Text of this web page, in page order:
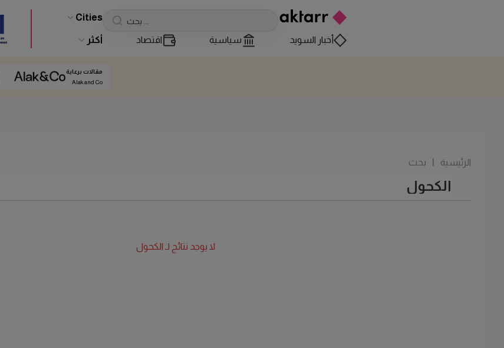
Cities
أخبار السويد سياسية اقتصاد أكثر
مقالات برعاية
Alak and Co
الرئيسية | بحث
لا يوجد نتائج لـ الكحول